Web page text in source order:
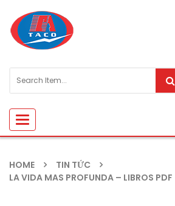
Toggle
navigation
HOME
TIN TỨC
LA VIDA MAS PROFUNDA – LIBROS PDF